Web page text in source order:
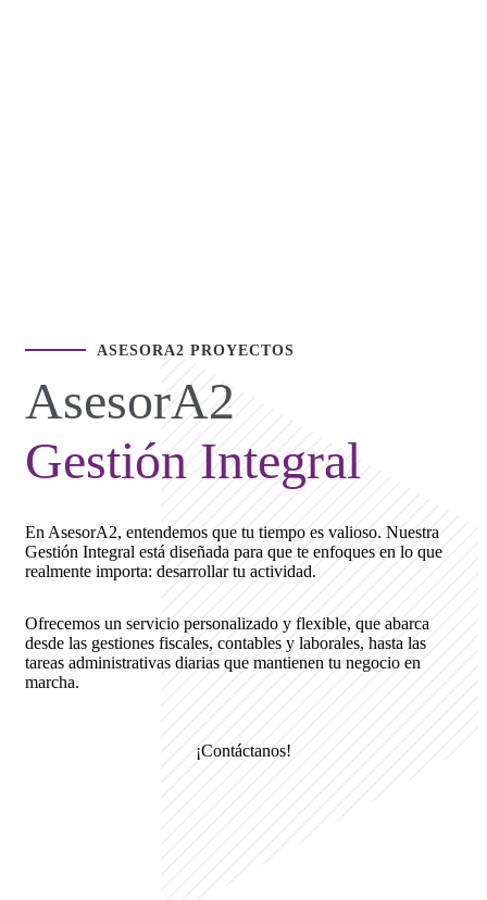
ASESORA2 PROYECTOS
AsesorA2
Gestión Integral
En AsesorA2, entendemos que tu tiempo es valioso. Nuestra
Gestión Integral está diseñada para que te enfoques en lo que
realmente importa: desarrollar tu actividad.
Ofrecemos un servicio personalizado y flexible, que abarca
desde las gestiones fiscales, contables y laborales, hasta las
tareas administrativas diarias que mantienen tu negocio en
marcha.
¡Contáctanos!